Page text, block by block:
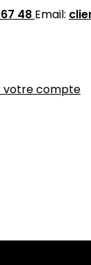
48 Email:
votre compte